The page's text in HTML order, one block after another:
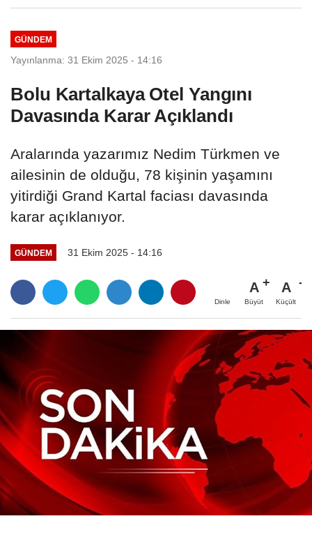
GÜNDEM
Yayınlanma: 31 Ekim 2025 - 14:16
Bolu Kartalkaya Otel Yangını
Davasında Karar Açıklandı
Aralarında yazarımız Nedim Türkmen ve
ailesinin de olduğu, 78 kişinin yaşamını
yitirdiği Grand Kartal faciası davasında
karar açıklanıyor.
GÜNDEM 31 Ekim 2025 - 14:16
Dinle
A
Büyüt
A
Küçült